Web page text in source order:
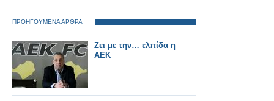
ΠΡΟΗΓΟΥΜΕΝΑ ΑΡΘΡΑ
Ζει με την… ελπίδα η
ΑΕΚ